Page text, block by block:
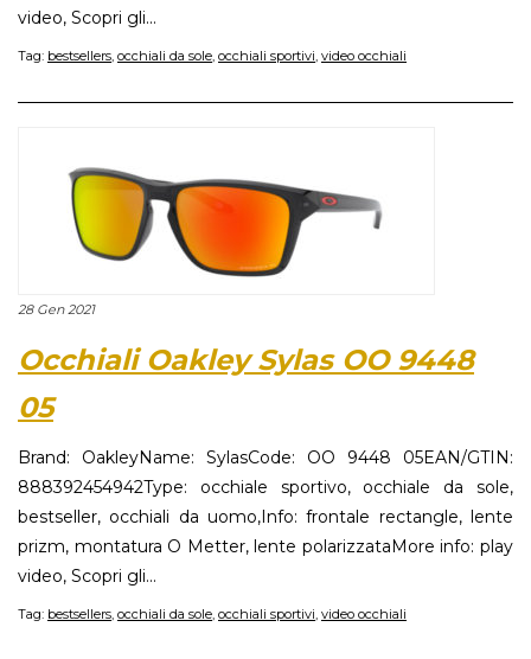
video, Scopri gli...
Tag: bestsellers occhiali da sole occhiali sportivi video occhiali
28 Gen 2021
Occhiali Oakley Sylas OO 9448
05
Brand: OakleyName: SylasCode: OO 9448 05EAN/GTIN:
888392454942Type: occhiale sportivo, occhiale da sole,
bestseller, occhiali da uomo,Info: frontale rectangle, lente
prizm, montatura O Metter, lente polarizzataMore info: play
video, Scopri gli...
Tag: bestsellers occhiali da sole occhiali sportivi video occhiali